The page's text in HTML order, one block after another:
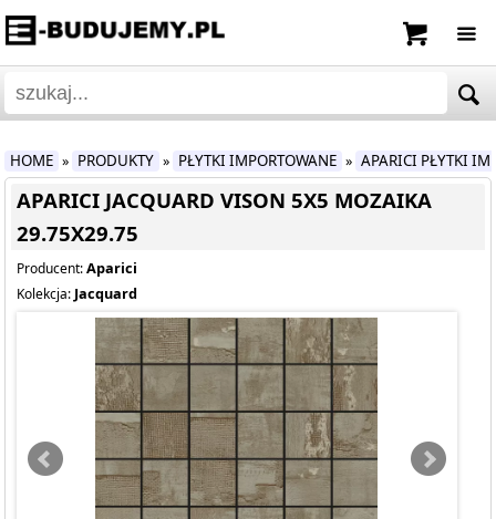
HOME » PRODUKTY » PŁYTKI IMPORTOWANE » APARICI PŁYTKI
APARICI JACQUARD VISON 5X5 MOZAIKA
29.75X29.75
Producent:Aparici
Kolekcja: Jacquard